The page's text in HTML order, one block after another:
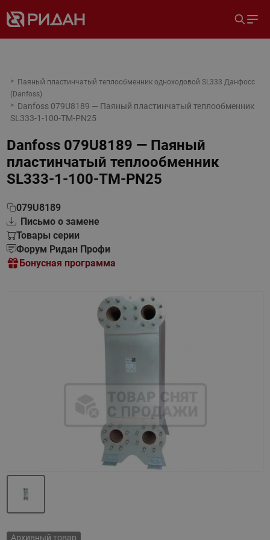
Паяный пластинчатый теплообменник одноходовой SL333 Данфосс
(Danfoss)
Danfoss 079U8189 — Паяный пластинчатый теплообменник
SL333-1-100-TM-PN25
Danfoss 079U8189 — Паяный
пластинчатый теплообменник
SL333-1-100-TM-PN25
079U8189
Письмо о замене
Товары серии
Форум Ридан Профи
Бонусная программа
Архивный товар